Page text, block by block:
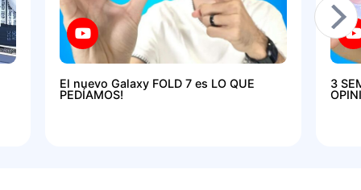
El nuevo Galaxy FOLD 7 es LO QUE
PEDÍAMOS!
3